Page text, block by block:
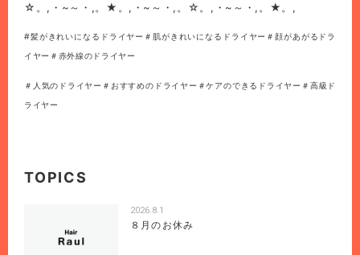
☆。,・~～・,。★。,・~～・,。☆。,・~～・,。★。,
#髪がきれいになるドライヤー＃肌がきれいになるドライヤー＃顔があがるドラ
イヤー＃赤外線のドライヤー
＃人気のドライヤー＃おすすめのドライヤー＃ケアのできるドライヤー＃高級ド
ライヤー
TOPICS
2026.8.1
８月のお休み